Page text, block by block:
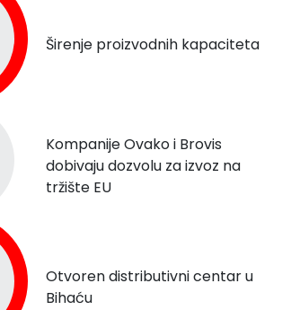
Širenje proizvodnih kapaciteta
Kompanije Ovako i Brovis
dobivaju dozvolu za izvoz na
tržište EU
Otvoren distributivni centar u
Bihaću